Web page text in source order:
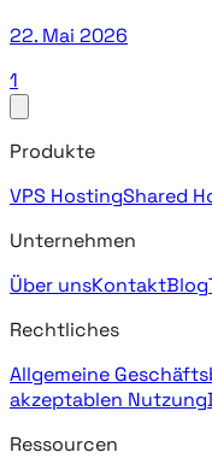
22. Mai 2026
1
Produkte
VPS HostingShared
Unternehmen
Über unsKontaktBlog
Rechtliches
Allgemeine
akzeptablen Nutzung
Ressourcen